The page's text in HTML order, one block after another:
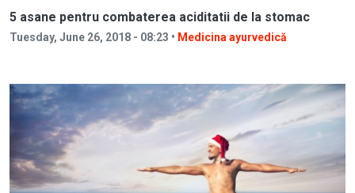
5 asane pentru combaterea aciditatii de la stomac
Tuesday, June 26, 2018 - 08:23 • Medicina ayurvedică